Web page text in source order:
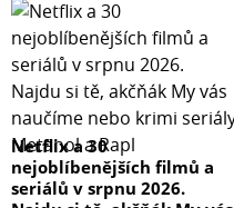
Netflix a 30
nejoblíbenějších filmů a
seriálů v srpnu 2026.